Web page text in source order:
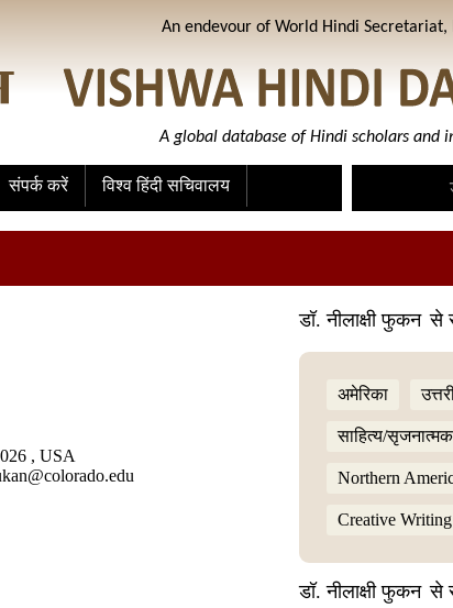
An endevour of World Hindi
A global database of Hindi scholars and
संपर्क करें विश्व हिंदी सचिवालय
, USA
डॉ. नीलाक्षी फुकन से
अमेरिका
साहित्य/
Northern
Creative Writing
डॉ. नीलाक्षी फुकन से